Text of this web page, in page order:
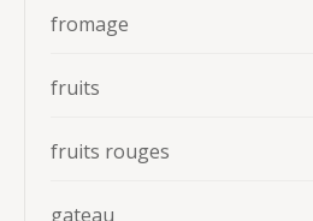
fromage
fruits
fruits rouges
gateau